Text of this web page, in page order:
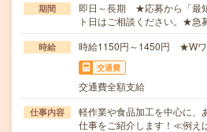
期間
即日～長期 ★応募から「最
ト日はご相談ください。★急
時給 時給1150円～1450円 ★Wワ
交通費
交通費全額支給
仕事内容
軽作業や食品加工を中心に、
仕事をご紹介します！≪例